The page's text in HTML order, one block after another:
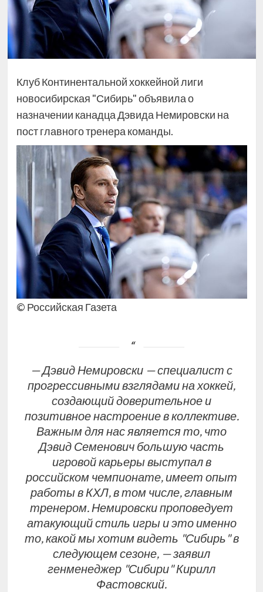
Клуб Континентальной хоккейной лиги
новосибирская "Сибирь" объявила о
назначении канадца Дэвида Немировски на
пост главного тренера команды.
© Российская Газета
— Дэвид Немировски — специалист с
прогрессивными взглядами на хоккей,
создающий доверительное и
позитивное настроение в коллективе.
Важным для нас является то, что
Дэвид Семенович большую часть
игровой карьеры выступал в
российском чемпионате, имеет опыт
работы в КХЛ, в том числе, главным
тренером. Немировски проповедует
атакующий стиль игры и это именно
то, какой мы хотим видеть "Сибирь" в
следующем сезоне, — заявил
генменеджер "Сибири" Кирилл
Фастовский.